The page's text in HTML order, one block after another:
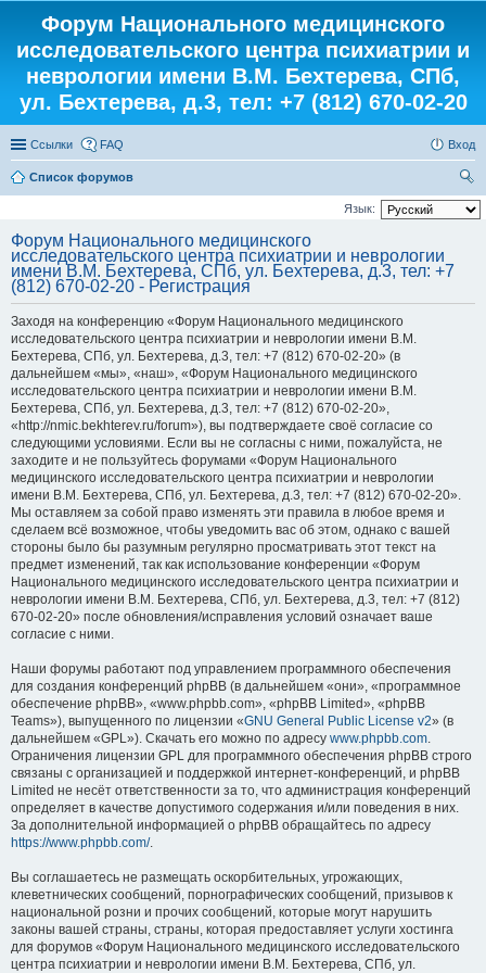
Форум Национального медицинского
исследовательского центра психиатрии и
неврологии имени В.М. Бехтерева, СПб,
ул. Бехтерева, д.3, тел: +7 (812) 670-02-20
Ссылки FAQ Вход
Список форумов
ои
Язык:
Форум Национального медицинского
исследовательского центра психиатрии и неврологии
имени В.М. Бехтерева, СПб, ул. Бехтерева, д.3, тел: +7
(812) 670-02-20 - Регистрация
Заходя на конференцию «Форум Национального медицинского
исследовательского центра психиатрии и неврологии имени В.М.
Бехтерева, СПб, ул. Бехтерева, д.3, тел: +7 (812) 670-02-20» (в
дальнейшем «мы», «наш», «Форум Национального медицинского
исследовательского центра психиатрии и неврологии имени В.М.
Бехтерева, СПб, ул. Бехтерева, д.3, тел: +7 (812) 670-02-20»,
«http://nmic.bekhterev.ru/forum»), вы подтверждаете своё согласие со
следующими условиями. Если вы не согласны с ними, пожалуйста, не
заходите и не пользуйтесь форумами «Форум Национального
медицинского исследовательского центра психиатрии и неврологии
имени В.М. Бехтерева, СПб, ул. Бехтерева, д.3, тел: +7 (812) 670-02-20».
Мы оставляем за собой право изменять эти правила в любое время и
сделаем всё возможное, чтобы уведомить вас об этом, однако с вашей
стороны было бы разумным регулярно просматривать этот текст на
предмет изменений, так как использование конференции «Форум
Национального медицинского исследовательского центра психиатрии и
неврологии имени В.М. Бехтерева, СПб, ул. Бехтерева, д.3, тел: +7 (812)
670-02-20» после обновления/исправления условий означает ваше
согласие с ними.
Наши форумы работают под управлением программного обеспечения
для создания конференций phpBB (в дальнейшем «они», «программное
обеспечение phpBB», «www.phpbb.com», «phpBB Limited», «phpBB
Teams»), выпущенного по лицензии «GNU General Public License v2» (в
дальнейшем «GPL»). Скачать его можно по адресу www.phpbb.com.
Ограничения лицензии GPL для программного обеспечения phpBB строго
связаны с организацией и поддержкой интернет-конференций, и phpBB
Limited не несёт ответственности за то, что администрация конференций
определяет в качестве допустимого содержания и/или поведения в них.
За дополнительной информацией о phpBB обращайтесь по адресу
https://www.phpbb.com/.
Вы соглашаетесь не размещать оскорбительных, угрожающих,
клеветнических сообщений, порнографических сообщений, призывов к
национальной розни и прочих сообщений, которые могут нарушить
законы вашей страны, страны, которая предоставляет услуги хостинга
для форумов «Форум Национального медицинского исследовательского
центра психиатрии и неврологии имени В.М. Бехтерева, СПб, ул.